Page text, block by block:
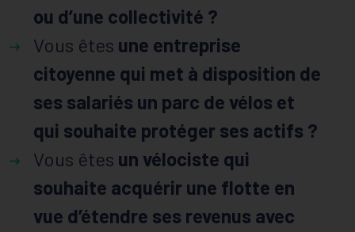
ou d’une collectivité ?
Vous êtes une entreprise
citoyenne qui met à disposition de
ses salariés un parc de vélos et
qui souhaite protéger ses actifs ?
Vous êtes un vélociste qui
souhaite acquérir une flotte en
vue d’étendre ses revenus avec